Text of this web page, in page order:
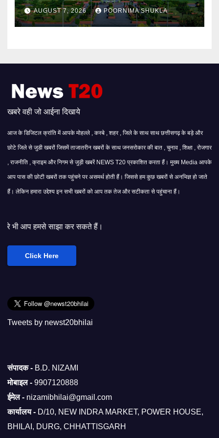
मिली बहाली…
AUGUST 7, 2026 POORNIMA SHUKLA
खबरे वही जो आईना दिखाये
आज के डिजिटल क्रांति में आपके मोहल्ले , कस्बे , शहर , जिले के साथ साथ छत्तीसगढ़ के बड़े और
छोटे जिले से जुडी खबरों जिसमें ताजातरीन खबरों के साथ जनसरोकार की बात , चुनाव , शिक्षा , रोजगार
, राजनीति , क्राइम और निगम से जुड़ी खबरें NEWS T20 प्रकाशित करता हैं। मुख्य Media आपके
आप पास की छोटी खबरों तक पहुंचने पर असमर्थ होती हैं। जिससे हम कुछ खबरों से अनभिज्ञ हो जाते
हैं। लेकिन हमारा उद्देश्य इन सभी खबरों को आप तक तेज और सटीकता से पहुंचाना हैं।
साझा कर सकते हैं।
Click Here
Tweets by newst20bhilai
संपादक - B.D. NIZAMI
मोबाइल - 9907120888
ईमेल - nizamibhilai@gmail.com
कार्यालय - D/10, NEW INDRA MARKET, POWER HOUSE,
BHILAI, DURG, CHHATTISGARH